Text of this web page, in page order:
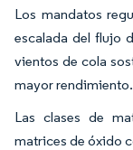
Los mandatos
escalada del flujo
vientos de cola
mayor rendimiento.
Las clases de
matrices de óxido